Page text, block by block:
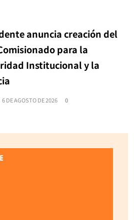
anuncia creación del
para la
Institucional y la
6 DE AGOSTO DE 2026 0